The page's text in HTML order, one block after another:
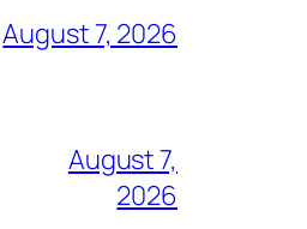
August 7, 2026
August 7,
2026